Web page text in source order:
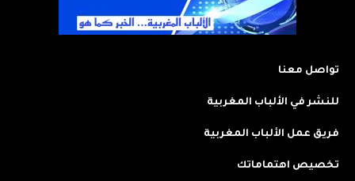
تواصل معنا
للنشر في الألباب المغربية
فريق عمل الألباب المغربية
تخصيص اهتماماتك